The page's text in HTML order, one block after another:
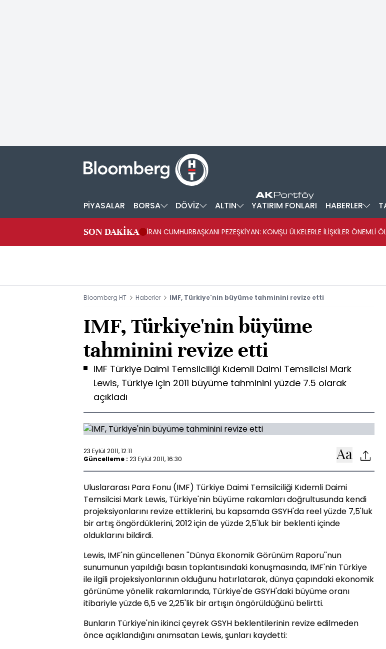
PİYASALAR BORSA DÖVİZ ALTIN YATIRIM FONLARI HABERLER
SON DAKİKA İRAN CUMHURBAŞKANI PEZEŞKİYAN: KOMŞU ÜLKELERLE İLİŞKİLER ÖNEMLİ
Bloomberg HT Haberler IMF, Türkiye'nin büyüme tahminini revize etti
IMF, Türkiye'nin büyüme
tahminini revize etti
IMF Türkiye Daimi Temsilciliği Kıdemli Daimi Temsilcisi Mark
Lewis, Türkiye için 2011 büyüme tahminini yüzde 7.5 olarak
açıkladı
23 Eylül 2011, 12:11
Güncelleme : 23 Eylül 2011, 16:30
Uluslararası Para Fonu (IMF) Türkiye Daimi Temsilciliği Kıdemli Daimi
Temsilcisi Mark Lewis, Türkiye'nin büyüme rakamları doğrultusunda kendi
projeksiyonlarını revize ettiklerini, bu kapsamda GSYH'da reel yüzde 7,5'luk
bir artış öngördüklerini, 2012 için de yüzde 2,5'luk bir beklenti içinde
olduklarını bildirdi.
Lewis, IMF'nin güncellenen ''Dünya Ekonomik Görünüm Raporu''nun
sunumunun yapıldığı basın toplantısındaki konuşmasında, IMF'nin Türkiye
ile ilgili projeksiyonlarının olduğunu hatırlatarak, dünya çapındaki ekonomik
görünüme yönelik rakamlarında, Türkiye'de GSYH'daki büyüme oranı
itibariyle yüzde 6,5 ve 2,25'lik bir artışın öngörüldüğünü belirtti.
Bunların Türkiye'nin ikinci çeyrek GSYH beklentilerinin revize edilmeden
önce açıklandığını anımsatan Lewis, şunları kaydetti: